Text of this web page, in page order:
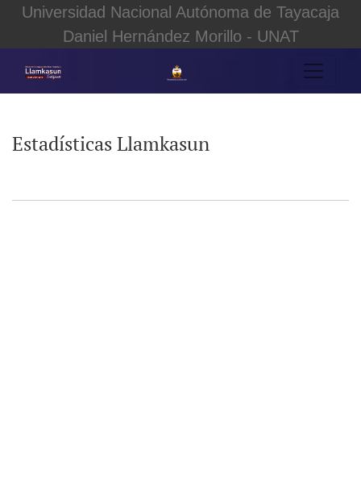
Universidad Nacional Autónoma de Tayacaja
Daniel Hernández Morillo - UNAT
Estadísticas Llamkasun
Estadísticas Llamkasun